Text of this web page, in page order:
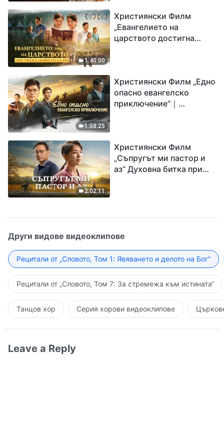
1:40:00
Християнски Филм
„Евангелието на
царството достигна
1:58:25
Християнски Филм „Едно
опасно евангелско
приключение“｜
Исус
2:02:11
Християнски Филм
„Съпругът ми пастор и
аз“ Духовна битка при
Други видове видеоклипове
Рецитали от „Словото, Том 1: Явяването и делото на Бог“
Рецитали от „Словото, Том 7: За стремежа към истината“
Танцов хор Серия хорови видеоклипове
Leave a Reply